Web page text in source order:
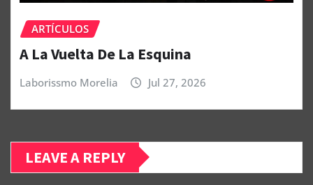
ARTÍCULOS
A La Vuelta De La Esquina
Laborissmo Morelia Jul 27, 2026
LEAVE A REPLY